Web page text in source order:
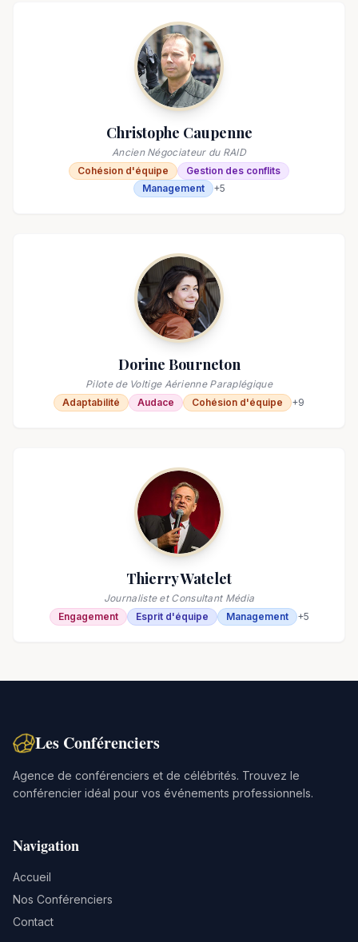
Christophe Caupenne
Ancien Négociateur du RAID
Cohésion d'équipe
Gestion des conflits
Management
+5
Dorine Bourneton
Pilote de Voltige Aérienne Paraplégique
Adaptabilité
Audace Cohésion d'équipe +9
Thierry Watelet
Journaliste et Consultant Média
Engagement
Esprit d'équipe Management +5
Les Conférenciers
Agence de conférenciers et de célébrités. Trouvez le
conférencier idéal pour vos événements professionnels.
Navigation
Accueil
Nos Conférenciers
Contact